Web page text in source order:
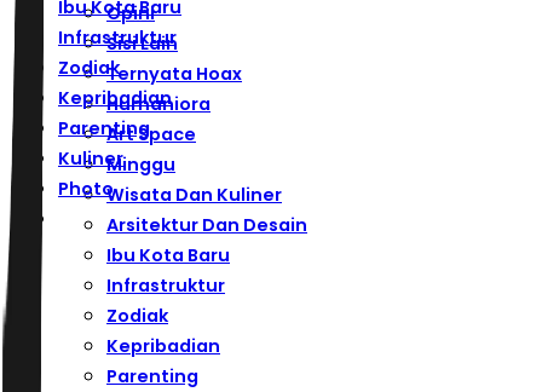
Ibu Kota Baru
Infrastruktur
Zodiak
Kepribadian
Parenting
Kuliner
Photo
Opini
Sisi Lain
Ternyata Hoax
Humaniora
Art Space
Minggu
Wisata Dan Kuliner
Arsitektur Dan Desain
Ibu Kota Baru
Infrastruktur
Zodiak
Kepribadian
Parenting